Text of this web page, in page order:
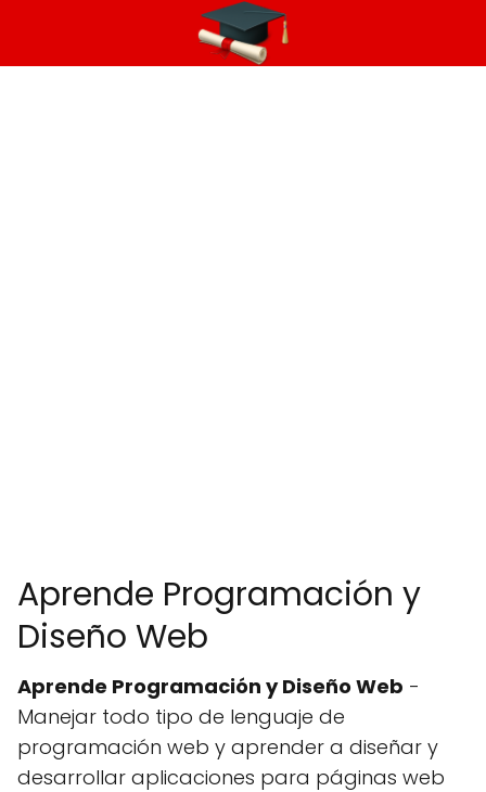
Aprende Programación y
Diseño Web
Aprende Programación y Diseño Web -
Manejar todo tipo de lenguaje de
programación web y aprender a diseñar y
desarrollar aplicaciones para páginas web